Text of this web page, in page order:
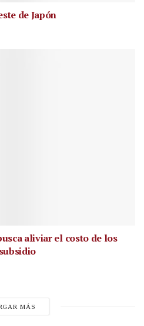
de Japón
aliviar el costo de los
MÁS